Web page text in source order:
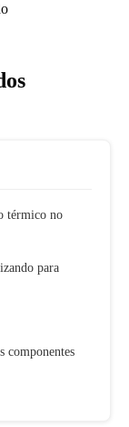
térmico no
para
componentes